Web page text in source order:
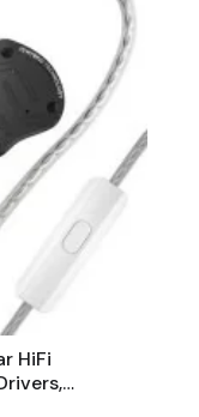
AAN
HiFi